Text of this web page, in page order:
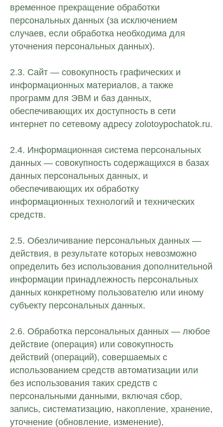
временное прекращение обработки
персональных данных (за исключением
случаев, если обработка необходима для
уточнения персональных данных).
2.3. Сайт — совокупность графических и
информационных материалов, а также
программ для ЭВМ и баз данных,
обеспечивающих их доступность в сети
интернет по сетевому адресу zolotoypochatok.ru.
2.4. Информационная система персональных
данных — совокупность содержащихся в базах
данных персональных данных, и
обеспечивающих их обработку
информационных технологий и технических
средств.
2.5. Обезличивание персональных данных —
действия, в результате которых невозможно
определить без использования дополнительной
информации принадлежность персональных
данных конкретному пользователю или иному
субъекту персональных данных.
2.6. Обработка персональных данных — любое
действие (операция) или совокупность
действий (операций), совершаемых с
использованием средств автоматизации или
без использования таких средств с
персональными данными, включая сбор,
запись, систематизацию, накопление, хранение,
уточнение (обновление, изменение),